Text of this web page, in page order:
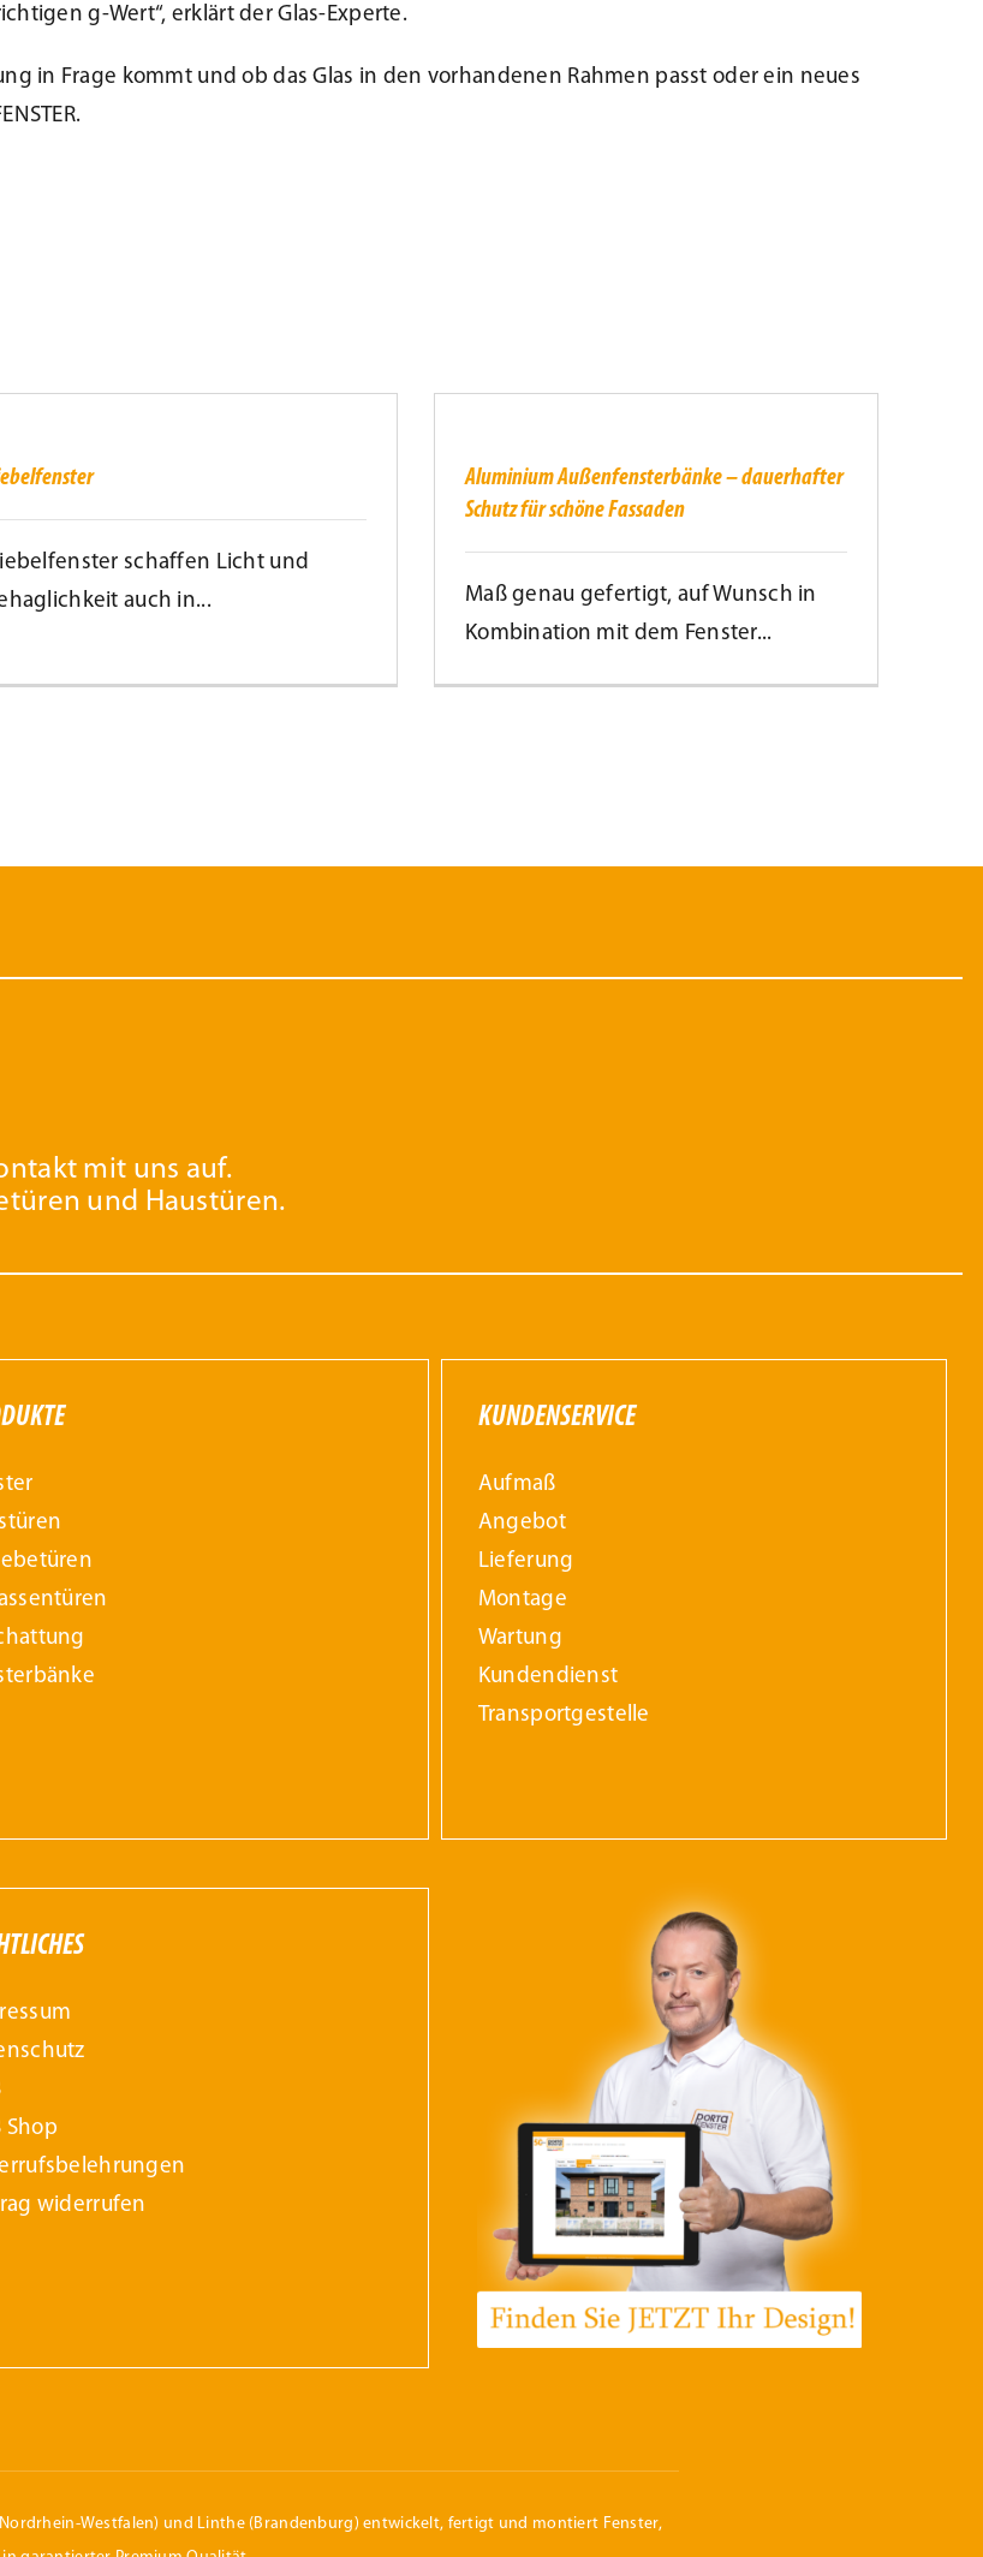
g-Wert“, erklärt der Glas-Experte.
in Frage kommt und ob das Glas in den vorhandenen Rahmen passt oder ein neues
schaffen Licht und
auch in...
schöne
Fassaden
Aluminium Außenfensterbänke – dauerhafter
Schutz für schöne Fassaden
Maß genau gefertigt, auf Wunsch in
Kombination mit dem Fenster...
mit uns auf.
und Haustüren.
KUNDENSERVICE
Aufmaß
Angebot
Lieferung
Montage
Wartung
Kundendienst
Transportgestelle
Shop
widerrufen
(Nordrhein-Westfalen) und Linthe (Brandenburg) entwickelt, fertigt und montiert Fenster,